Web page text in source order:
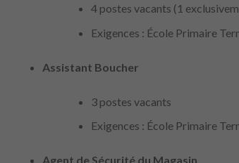
4 postes vacants (1
Exigences : École Primaire
Assistant Boucher
3 postes vacants
Exigences : École Primaire
Agent de Sécurité du Magasin